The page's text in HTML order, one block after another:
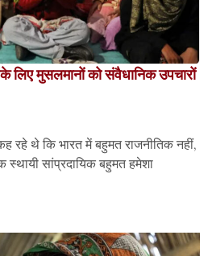
लिए मुसलमानों को संवैधानिक उपचारों
रहे थे कि भारत में बहुमत राजनीतिक नहीं,
स्थायी सांप्रदायिक बहुमत हमेशा